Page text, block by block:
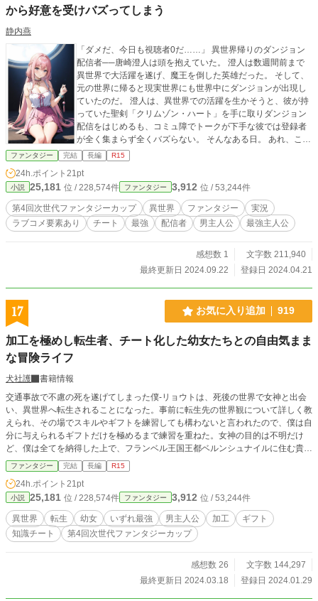
から好意を受けバズってしまう
静内燕
「ダメだ、今日も視聴者0だ……」 異世界帰りのダンジョン
配信者──唐崎澄人は頭を抱えていた。 澄人は数週間前まで
異世界で大活躍を遂げ、魔王を倒した英雄だった。 そして、
元の世界に帰ると現実世界にも世界中にダンジョンが出現し
ていたのだ。 澄人は、異世界での活躍を生かそうと、彼が持
っていた聖剣「クリムゾン・ハート」を手に取りダンジョン
配信をはじめるも、コミュ障でトークが下手な彼では登録者
が全く集まらず全くバズらない。 そんなある日。 あれ、この
ダンジョンのバランスおかしくね？ クソダンジョンともいえ
るバランスがおかしいダンジョンに遭遇。 そこにいたのは超
人気配信者「香純璃緒」率いるS級冒険者パーティ──そし
て、それと対峙する。 「魔王、ネフィリム」 圧倒的な美貌と
強さを兼ね備えた最強の敵だった。 ダンジョン配信者で最強
ともいえる璃緒たちを圧倒する姿を見て直ちにネフィリムの
ところに急行して叫ぶ。 「お前のダンジョン、クソダンジョ
コツになり憤慨するネフィリム。 それから、戦いに勝利して
何とか璃緒たちを救った澄人。そして、配信者界のアイドル
ジョンを見たいとついてきた元魔王「ネフィリム」。 大量の
コメントであふれながら３人で進むダンジョンは──どこか理
ー」ならぬ「クソダンジョン」専門の「クソ配信者」として
ファンタジー 完結 長編 R15
24h.ポイント 21pt
小説 25,181 位 / 228,574件 ファンタジー 3,912 位 / 53,244件
第4回次世代ファンタジーカップ 異世界 ファンタジー
実況
ラブコメ要素あり
チート 最強 配信者 男主人公 最強主人公
感想数 1
文字数 211,940
最終更新日 2024.09.22
登録日 2024.04.21
17 お気に入り追加 919
加工を極めし転生者、チート化した幼女たちとの自由気まま
な冒険ライフ
犬社護
書籍情報
交通事故で不慮の死を遂げてしまった僕-リョウトは、死後の世界で女神と出会
い、異世界へ転生されることになった。事前に転生先の世界観について詳しく教
えられ、その場でスキルやギフトを練習しても構わないと言われたので、僕は自
分に与えられるギフトだけを極めるまで練習を重ねた。女神の目的は不明だけ
ど、僕は全てを納得した上で、フランベル王国王都ベルンシュナイルに住む貴族
の名門ヒライデン伯爵家の次男として転生すると、とある理由で魔法を一つも習
得できないせいで、15年間軟禁生活を強いられ、15歳の誕生日に両親から追放
処分を受けてしまう。ようやく自由を手に入れたけど、初日から幽霊に憑かれた
幼女ルティナ、2日目には幽霊になってしまった幼女リノアと出会い、2人を仲
間にしたことで、僕は様々な選択を迫られることになる。そしてその結果、子供
たちが意図せず、どんどんチート化してしまう。 僕の夢は、自由気ままに世界
中を冒険すること…なんだけど、いつの間にかチートな子供たちが主体となっ
ファンタジー 完結 長編 R15
24h.ポイント 21pt
小説 25,181 位 / 228,574件 ファンタジー 3,912 位 / 53,244件
異世界 転生 幼女 いずれ最強 男主人公 加工
ギフト
知識チート
第4回次世代ファンタジーカップ
感想数 26
文字数 144,297
最終更新日 2024.03.18
登録日 2024.01.29